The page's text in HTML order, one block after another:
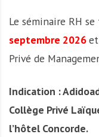
Le séminaire RH
septembre 2026
Privé de
Indication :
Collège Privé
l’hôtel Concorde.